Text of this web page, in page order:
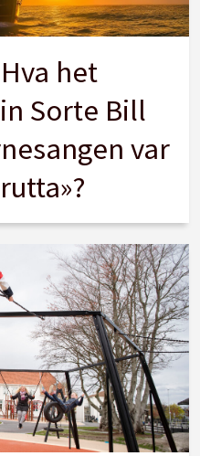
het
Sorte Bill
var